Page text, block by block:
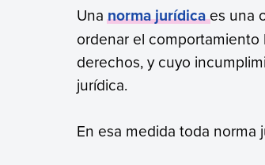
Unanorma jurídicaes una
ordenar el
derechos, y cuyo
jurídica.
En esa medida toda norma